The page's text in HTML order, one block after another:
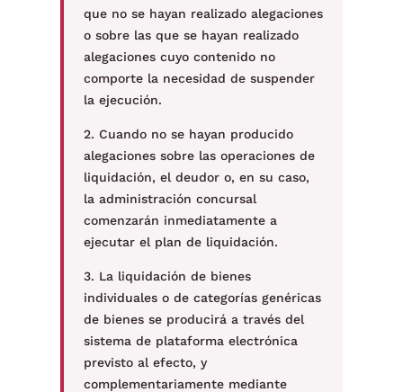
que no se hayan realizado alegaciones
o sobre las que se hayan realizado
alegaciones cuyo contenido no
comporte la necesidad de suspender
la ejecución.
2. Cuando no se hayan producido
alegaciones sobre las operaciones de
liquidación, el deudor o, en su caso,
la administración concursal
comenzarán inmediatamente a
ejecutar el plan de liquidación.
3. La liquidación de bienes
individuales o de categorías genéricas
de bienes se producirá a través del
sistema de plataforma electrónica
previsto al efecto, y
complementariamente mediante